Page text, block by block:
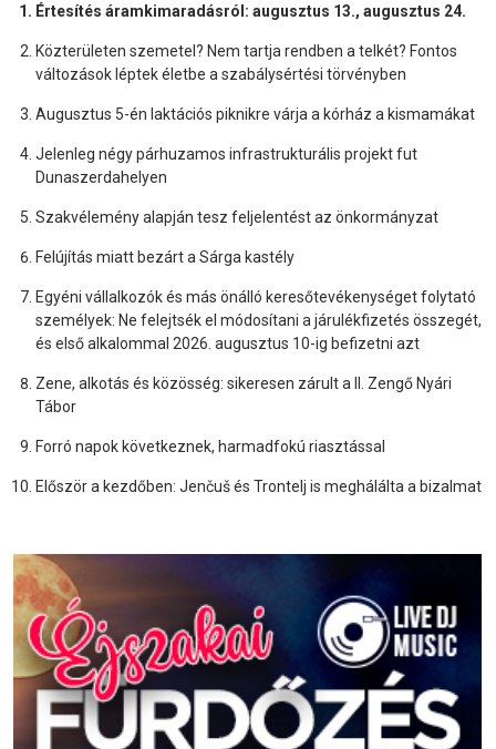
Értesítés áramkimaradásról: augusztus 13., augusztus 24.
Közterületen szemetel? Nem tartja rendben a telkét? Fontos
változások léptek életbe a szabálysértési törvényben
Augusztus 5-én laktációs piknikre várja a kórház a kismamákat
Jelenleg négy párhuzamos infrastrukturális projekt fut
Dunaszerdahelyen
Szakvélemény alapján tesz feljelentést az önkormányzat
Felújítás miatt bezárt a Sárga kastély
Egyéni vállalkozók és más önálló keresőtevékenységet folytató
személyek: Ne felejtsék el módosítani a járulékfizetés összegét,
és első alkalommal 2026. augusztus 10-ig befizetni azt
Zene, alkotás és közösség: sikeresen zárult a II. Zengő Nyári
Tábor
Forró napok következnek, harmadfokú riasztással
Először a kezdőben: Jenčuš és Trontelj is meghálálta a bizalmat